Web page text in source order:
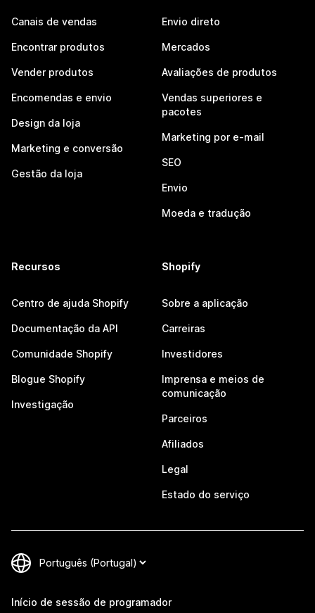
Canais de vendas
Encontrar produtos
Vender produtos
Encomendas e envio
Design da loja
Marketing e conversão
Gestão da loja
Envio direto
Mercados
Avaliações de produtos
Vendas superiores e
pacotes
Marketing por e-mail
SEO
Envio
Moeda e tradução
Recursos
Centro de ajuda Shopify
Documentação da API
Comunidade Shopify
Blogue Shopify
Investigação
Shopify
Sobre a aplicação
Carreiras
Investidores
Imprensa e meios de
comunicação
Parceiros
Afiliados
Legal
Estado do serviço
Início de sessão de programador